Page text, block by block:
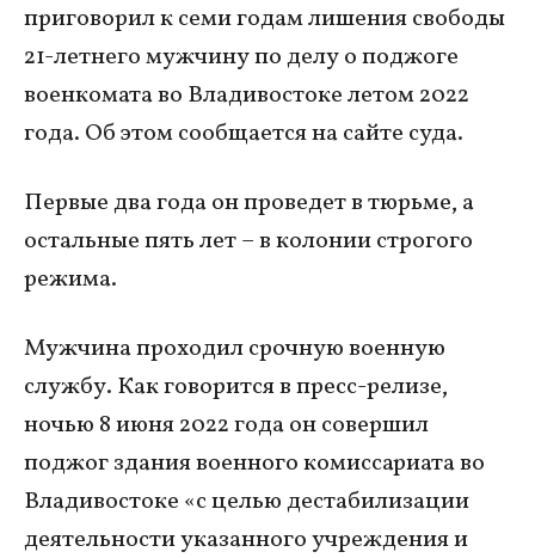
приговорил к семи годам лишения свободы
21-летнего мужчину по делу о поджоге
военкомата во Владивостоке летом 2022
года. Об этом сообщается на сайте суда.
Первые два года он проведет в тюрьме, а
остальные пять лет – в колонии строгого
режима.
Мужчина проходил срочную военную
службу. Как говорится в пресс-релизе,
ночью 8 июня 2022 года он совершил
поджог здания военного комиссариата во
Владивостоке «с целью дестабилизации
деятельности указанного учреждения и